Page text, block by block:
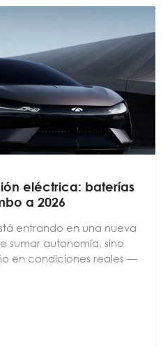
eléctrica: baterías
a 2026
entrando en una nueva
sumar autonomía, sino
en condiciones reales —